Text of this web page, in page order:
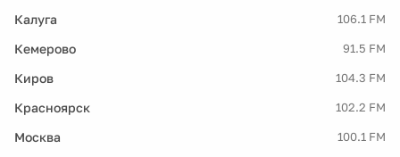
Калуга 106.1 FM
Кемерово 91.5 FM
Киров 104.3 FM
Красноярск 102.2 FM
Москва 100.1 FM